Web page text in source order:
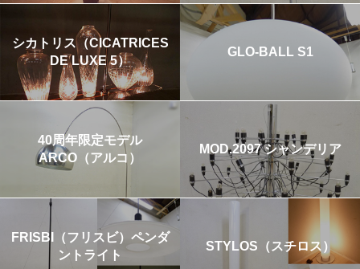
シカトリス（CICATRICES
DE LUXE 5）
GLO-BALL S1
40周年限定モデル
ARCO（アルコ）
MOD.2097 シャンデリア
FRISBI（フリスビ）ペンダ
ントライト
STYLOS（スチロス）